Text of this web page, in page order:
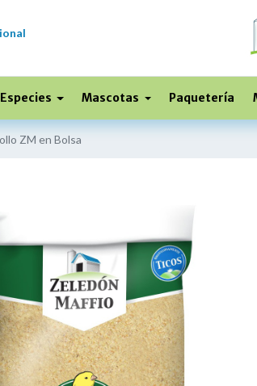
Especies Mascotas Paquetería
ZM en Bolsa